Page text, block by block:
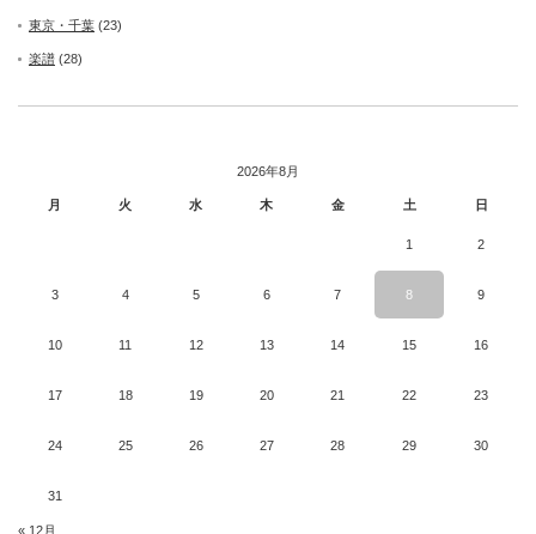
東京・千葉 (23)
楽譜 (28)
2026年8月
月 火 水 木 金 土 日
1 2
3 4 5 6 7 8 9
10 11 12 13 14 15 16
17 18 19 20 21 22 23
24 25 26 27 28 29 30
31
« 12月